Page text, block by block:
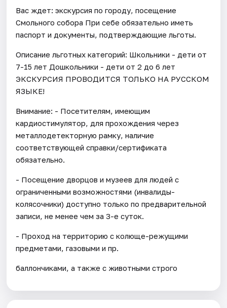
Вас ждет: экскурсия по городу, посещение
Смольного собора При себе обязательно иметь
паспорт и документы, подтверждающие льготы.
Описание льготных категорий: Школьники - дети от
7-15 лет Дошкольники - дети от 2 до 6 лет
ЭКСКУРСИЯ ПРОВОДИТСЯ ТОЛЬКО НА РУССКОМ
ЯЗЫКЕ!
Внимание: - Посетителям, имеющим
кардиостимулятор, для прохождения через
металлодетекторную рамку, наличие
соответствующей справки/сертификата
обязательно.
- Посещение дворцов и музеев для людей с
ограниченными возможностями (инвалиды-
колясочники) доступно только по предварительной
записи, не менее чем за 3-е суток.
- Проход на территорию с колюще-режущими
предметами, газовыми и пр.
баллончиками, а также с животными строго